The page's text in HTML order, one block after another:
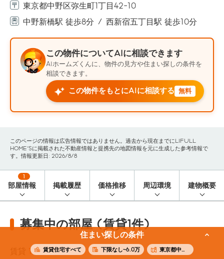
住まい探しの条件
賃貸住宅すべて 下限なし~6.0万 東京都中野区
東京都中野区弥生町1丁目42-10
中野新橋駅 徒歩8分
西新宿五丁目駅 徒歩10分
この物件についてAIに相談できます
AIホームズくんに、物件の見方や住まい探しの条件を
相談できます。
この物件をもとにAIに相談する 無料
このページの情報は広告情報ではありません。過去から現在までにLIFULL
HOME'Sに掲載された不動産情報と提携先の地図情報を元に生成した参考情報で
す。情報更新日: 2026/8/8
部屋情報
1
掲載履歴 価格推移 周辺環境 建物概要
募集中の部屋 (賃貸1件)
1 件